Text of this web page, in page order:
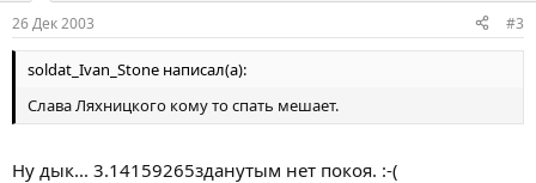
26 Дек 2003 #3
soldat_Ivan_Stone написал(а):
Слава Ляхницкого кому то спать мешает.
Ну дык... 3.14159265зданутым нет покоя. :-(